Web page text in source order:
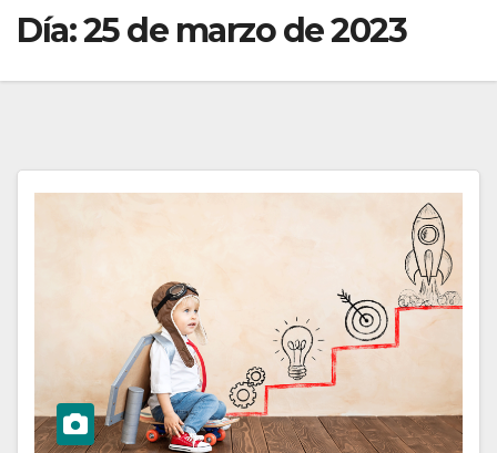
Día:25 de marzo de 2023